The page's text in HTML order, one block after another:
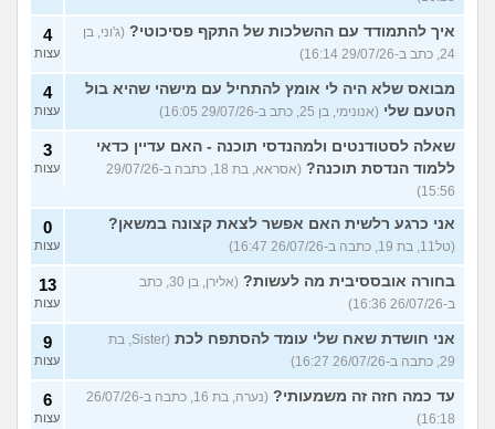
איך להתמודד עם ההשלכות של התקף פסיכוטי? (ג'וני, בן
24, כתב ב-29/07/26 16:14)
4
עצות
מבואס שלא היה לי אומץ להתחיל עם מישהי שהיא בול
הטעם שלי (אנונימי, בן 25, כתב ב-29/07/26 16:05)
4
עצות
שאלה לסטודנטים ולמהנדסי תוכנה - האם עדיין כדאי
ללמוד הנדסת תוכנה?
(אסראא, בת 18, כתבה ב-29/07/26
15:56)
3
עצות
אני כרגע רלשית האם אפשר לצאת קצונה במשאן?
(טל11, בת 19, כתבה ב-26/07/26 16:47)
0
עצות
בחורה אובססיבית מה לעשות?
(אלירן, בן 30, כתב
ב-26/07/26 16:36)
13
עצות
אני חושדת שאח שלי עומד להסתפח לכת
(Sister, בת
29, כתבה ב-26/07/26 16:27)
9
עצות
עד כמה חזה זה משמעותי?
(נערה, בת 16, כתבה ב-26/07/26
16:18)
6
עצות